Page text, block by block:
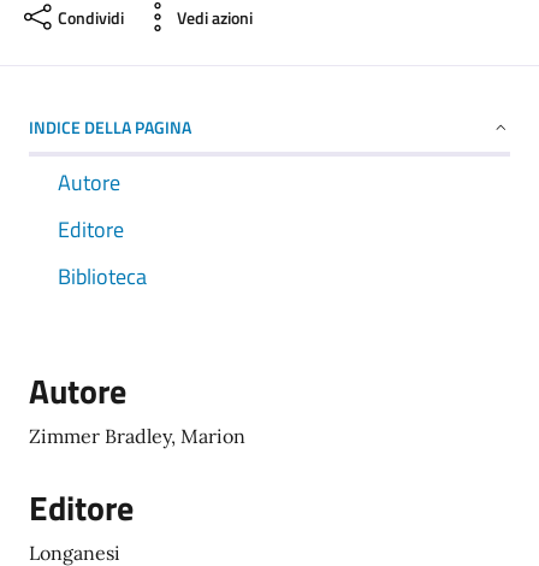
Condividi Vedi azioni
INDICE DELLA PAGINA
Autore
Editore
Biblioteca
Autore
Zimmer Bradley, Marion
Editore
Longanesi